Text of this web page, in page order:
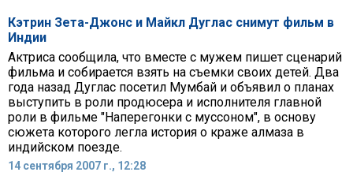
Кэтрин Зета-Джонс и Майкл Дуглас снимут фильм в
Индии
Актриса сообщила, что вместе с мужем пишет сценарий
фильма и собирается взять на съемки своих детей. Два
года назад Дуглас посетил Мумбай и объявил о планах
выступить в роли продюсера и исполнителя главной
роли в фильме "Наперегонки с муссоном", в основу
сюжета которого легла история о краже алмаза в
индийском поезде.
14 сентября 2007 г., 12:28